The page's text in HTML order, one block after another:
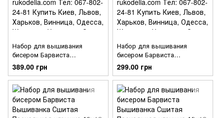
Набор для вышивания
бисером Барвиста
Вышиванка Сшитая
Пасхальная игрушка 10х13
ТР355аБ1013k
389.00 грн
Набор для вышивания
бисером Барвиста
Вышиванка Сшитая
Пасхальная игрушка 10х13
ТР354аБ1013k
299.00 грн